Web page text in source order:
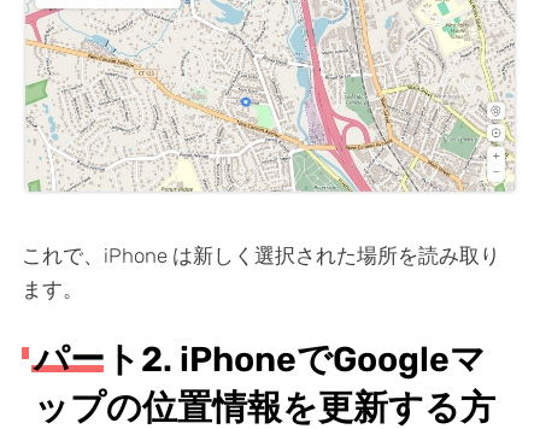
これで、iPhone は新しく選択された場所を読み取り
ます。
パート2. iPhoneでGoogleマ
ップの位置情報を更新する方